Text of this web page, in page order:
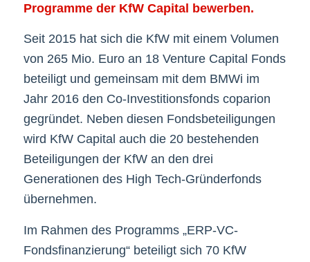
Programme der KfW Capital bewerben.
Seit 2015 hat sich die KfW mit einem Volumen
von 265 Mio. Euro an 18 Venture Capital Fonds
beteiligt und gemeinsam mit dem BMWi im
Jahr 2016 den Co-Investitionsfonds coparion
gegründet. Neben diesen Fondsbeteiligungen
wird KfW Capital auch die 20 bestehenden
Beteiligungen der KfW an den drei
Generationen des High Tech-Gründerfonds
übernehmen.
Im Rahmen des Programms „ERP-VC-
Fondsfinanzierung“ beteiligt sich 70 KfW